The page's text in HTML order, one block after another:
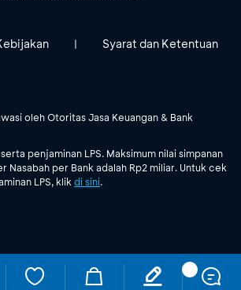
| Syarat dan Ketentuan
oleh Otoritas Jasa Keuangan & Bank
penjaminan LPS. Maksimum nilai simpanan
Nasabah per Bank adalah Rp2 miliar. Untuk cek
LPS, klik di sini.